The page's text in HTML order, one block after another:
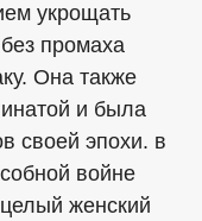
укрощать
промаха
Она также
и была
своей эпохи. в
войне
женский